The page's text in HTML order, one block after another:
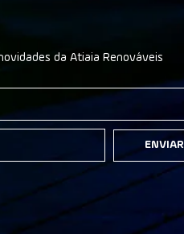
da Atiaia Renováveis
ENVIAR